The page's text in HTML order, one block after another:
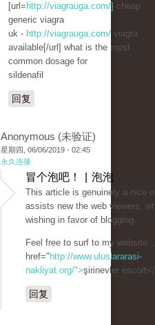
[url= http://viagrauga.com/] cheap
generic viagra
uk - http://viagrauga.com/ viagra
available[/url] what is the most
common dosage for
sildenafil
回复
Anonymous (未验证)
星期四, 06/06/2019 - 02:45
永久连接
冒个泡吧！ | 泡泡
This article is genuinely a nice
assists new the web viewers,
wishing in favor of blogging.
Feel free to surf to my website
href=" http://www.uluslararasi-
nakliyat.org/">şirinevler
回复